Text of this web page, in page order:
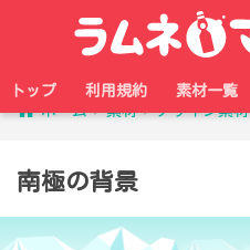
トップ 利用規約 素材一覧
ホーム
素材 デザイン素材
南極の背景